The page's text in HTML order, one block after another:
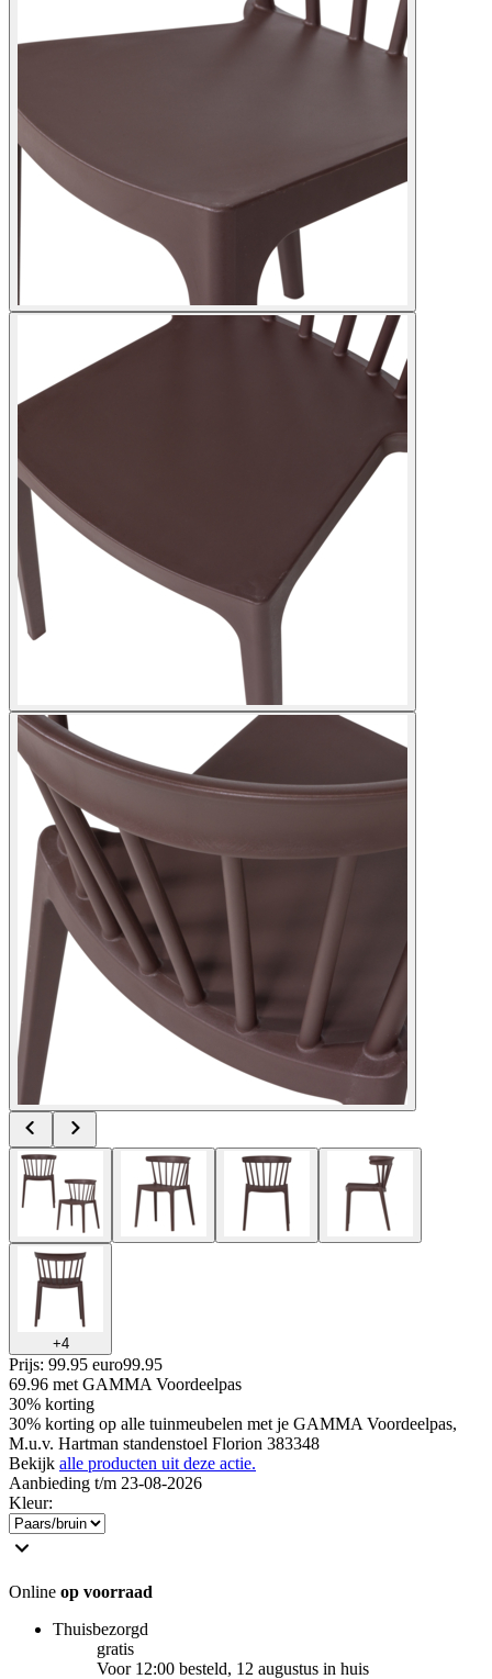
+4
Prijs: 99.95 euro99.95
69.96 met GAMMA Voordeelpas
30% korting
30% korting op alle tuinmeubelen met je GAMMA Voordeelpas,
M.u.v. Hartman standenstoel Florion 383348
Bekijk alle producten uit deze actie.
Aanbieding t/m 23-08-2026
Kleur:
Online op voorraad
Thuisbezorgd
gratis
Voor 12:00 besteld, 12 augustus in huis